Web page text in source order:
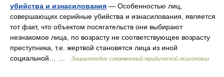
убийства и изнасилования — Особенностью лиц,
совершающих серийные убийства и изнасилования, является
тот факт, что объектом посягательств они выбирают
незнакомое лица, по возрасту не соответствующее возрасту
преступника, т.е. жертвой становятся лица из иной
социальной… …
Энциклопедия современной юридической психологии